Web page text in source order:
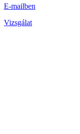
E-mailben
Vizsgálat